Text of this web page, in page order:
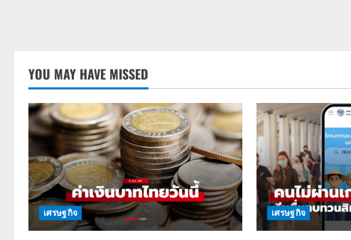
YOU MAY HAVE MISSED
เศรษฐกิจ เศรษฐกิจ